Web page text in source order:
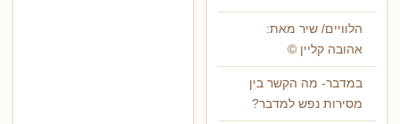
הלוויים/ שיר מאת:
אהובה קליין ©
במדבר- מה הקשר בין
מסירות נפש למדבר?